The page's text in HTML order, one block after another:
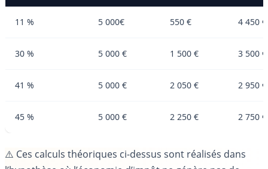
11 % 5 000€ 550 € 4 450 €
30 % 5 000 € 1 500 € 3 500 €
41 % 5 000 € 2 050 € 2 950 €
45 % 5 000 € 2 250 € 2 750 €
⚠️ Ces calculs théoriques ci-dessus sont réalisés dans